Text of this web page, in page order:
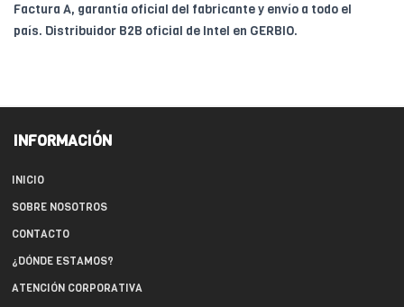
Factura A, garantía oficial del fabricante y envío a todo el
país. Distribuidor B2B oficial de Intel en GERBIO.
INFORMACIÓN
INICIO
SOBRE NOSOTROS
CONTACTO
¿DÓNDE ESTAMOS?
ATENCIÓN CORPORATIVA